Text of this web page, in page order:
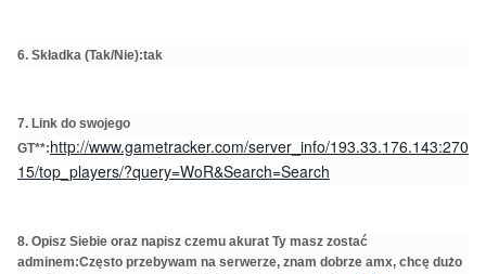
6. Składka (Tak/Nie):tak
7. Link do swojego
GT**:http://www.gametracker.com/server_info/193.33.176.143:270
15/top_players/?query=WoR&Search=Search
8. Opisz Siebie oraz napisz czemu akurat Ty masz zostać
adminem:Często przebywam na serwerze, znam dobrze amx, chcę dużo